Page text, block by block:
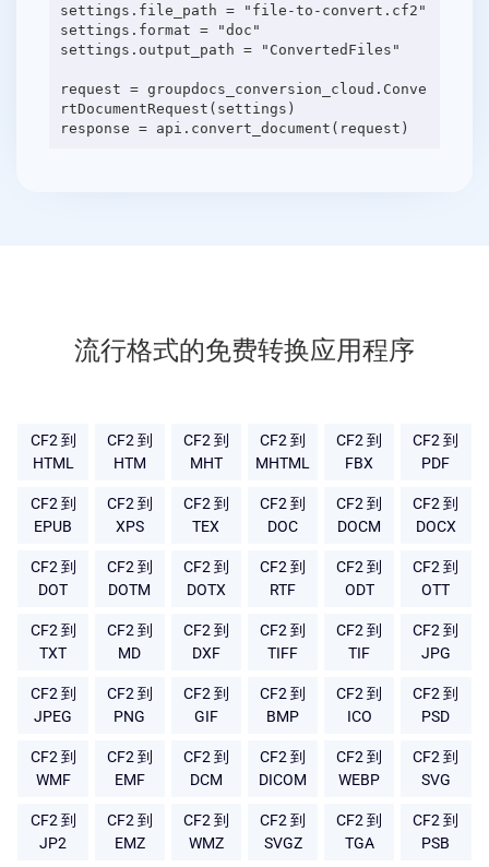
settings.file_path = "file-to-convert.cf2"
settings.format = "doc"
settings.output_path = "ConvertedFiles"
request = groupdocs_conversion_cloud.Conve
rtDocumentRequest(settings)
流行格式的免费转换应用程序
CF2 到
HTML
CF2 到
HTM
CF2 到
MHT
CF2 到
MHTML
CF2 到
FBX
CF2 到
PDF
CF2 到
EPUB
CF2 到
XPS
CF2 到
TEX
CF2 到
DOC
CF2 到
DOCM
CF2 到
DOCX
CF2 到
DOT
CF2 到
DOTM
CF2 到
DOTX
CF2 到
RTF
CF2 到
ODT
CF2 到
OTT
CF2 到
TXT
CF2 到
MD
CF2 到
DXF
CF2 到
TIFF
CF2 到
TIF
CF2 到
JPG
CF2 到
JPEG
CF2 到
PNG
CF2 到
GIF
CF2 到
BMP
CF2 到
ICO
CF2 到
PSD
CF2 到
WMF
CF2 到
EMF
CF2 到
DCM
CF2 到
DICOM
CF2 到
WEBP
CF2 到
SVG
CF2 到
JP2
CF2 到
EMZ
CF2 到
WMZ
CF2 到
SVGZ
CF2 到
TGA
CF2 到
PSB